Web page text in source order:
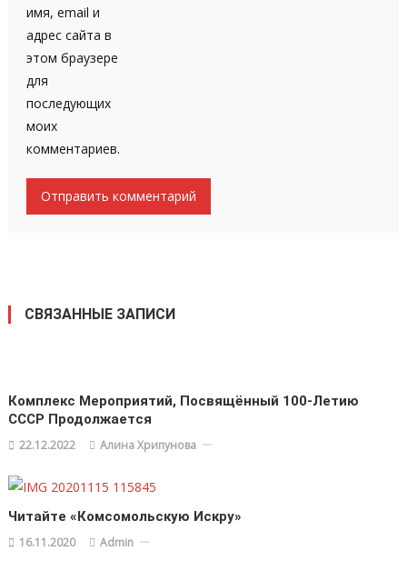
имя, email и
адрес сайта в
этом браузере
для
последующих
моих
комментариев.
СВЯЗАННЫЕ ЗАПИСИ
Комплекс Мероприятий, Посвящённый 100-Летию
СССР Продолжается
22.12.2022 Алина Хрипунова
Читайте «Комсомольскую Искру»
16.11.2020 Admin